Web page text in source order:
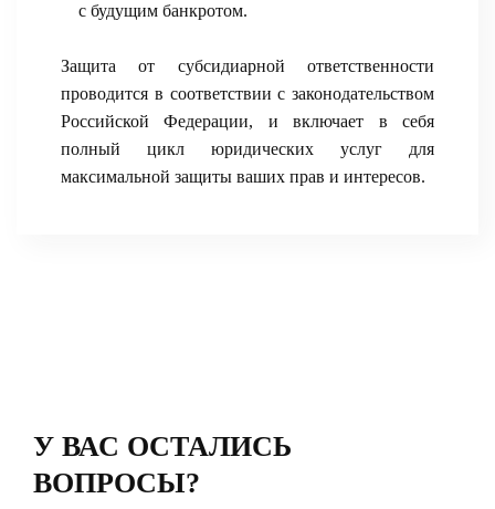
с будущим банкротом.
Защита от субсидиарной ответственности
проводится в соответствии с законодательством
Российской Федерации, и включает в себя
полный цикл юридических услуг для
максимальной защиты ваших прав и интересов.
У ВАС ОСТАЛИСЬ
ВОПРОСЫ?